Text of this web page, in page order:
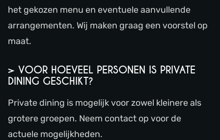
het gekozen menu en eventuele aanvullende
arrangementen. Wij maken graag een voorstel op
maat.
> VOOR HOEVEEL PERSONEN IS PRIVATE
DINING GESCHIKT?
Private dining is mogelijk voor zowel kleinere als
grotere groepen. Neem contact op voor de
actuele mogelijkheden.